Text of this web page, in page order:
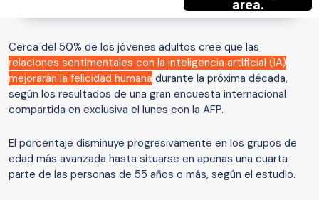
Cerca del 50% de los jóvenes adultos cree que las
relaciones sentimentales con la inteligencia artificial (IA)
mejorarán la felicidad humana durante la próxima década,
según los resultados de una gran encuesta internacional
compartida en exclusiva el lunes con la AFP.
El porcentaje disminuye progresivamente en los grupos de
edad más avanzada hasta situarse en apenas una cuarta
parte de las personas de 55 años o más, según el estudio.